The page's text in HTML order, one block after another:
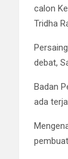
calon
Tridha
debat,
Badan
ada